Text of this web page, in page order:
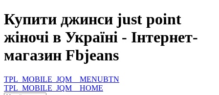
Купити джинси just point
жіночі в Україні - Інтернет-
магазин Fbjeans
TPL_MOBILE_JQM__MENUBTN
TPL_MOBILE_JQM__HOME